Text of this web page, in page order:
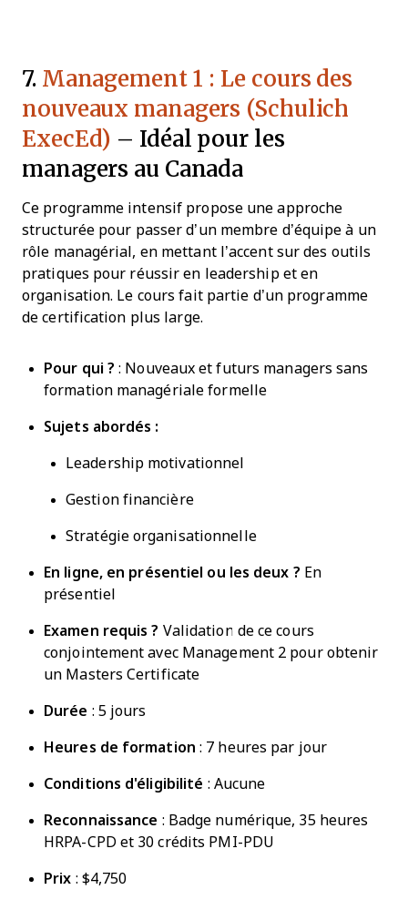
7. Management 1 : Le cours des
nouveaux managers (Schulich
ExecEd) – Idéal pour les
managers au Canada
Ce programme intensif propose une approche
structurée pour passer d’un membre d’équipe à un
rôle managérial, en mettant l’accent sur des outils
pratiques pour réussir en leadership et en
organisation. Le cours fait partie d’un programme
de certification plus large.
Pour qui ? : Nouveaux et futurs managers sans
formation managériale formelle
Sujets abordés :
Leadership motivationnel
Gestion financière
Stratégie organisationnelle
En ligne, en présentiel ou les deux ? En
présentiel
Examen requis ? Validation de ce cours
conjointement avec Management 2 pour obtenir
un Masters Certificate
Durée : 5 jours
Heures de formation : 7 heures par jour
Conditions d'éligibilité : Aucune
Reconnaissance : Badge numérique, 35 heures
HRPA-CPD et 30 crédits PMI-PDU
Prix : $4,750